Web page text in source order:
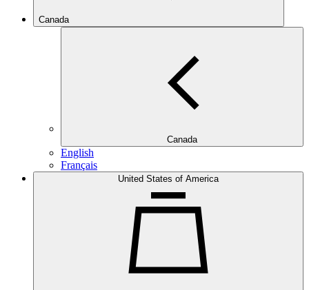
Canada
Canada
English
Français
United States of America